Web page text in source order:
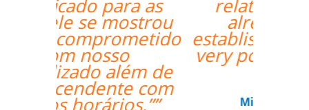
relationship has
already been
established, and it's a
very positive one for
me.””
Miguel Moneró